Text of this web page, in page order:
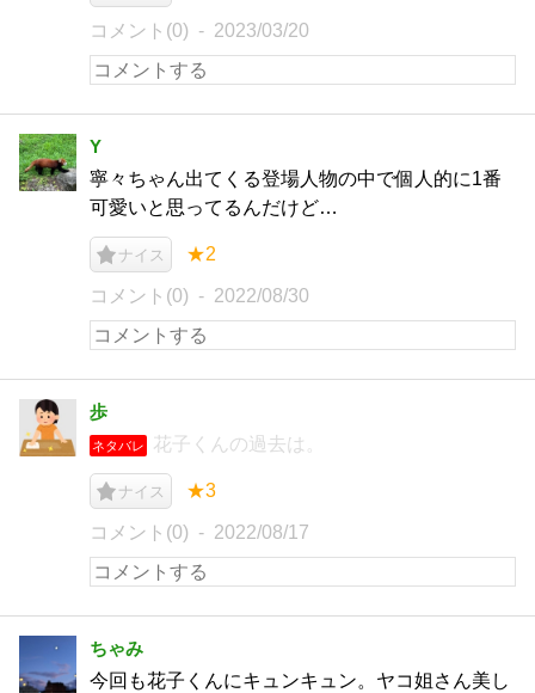
コメント(0) 2023/03/20
Y
寧々ちゃん出てくる登場人物の中で個人的に1番
可愛いと思ってるんだけど…
ナイス ★2
コメント(0) 2022/08/30
歩
ネタバレ 花子くんの過去は。
ナイス ★3
コメント(0) 2022/08/17
ちゃみ
今回も花子くんにキュンキュン。ヤコ姐さん美し